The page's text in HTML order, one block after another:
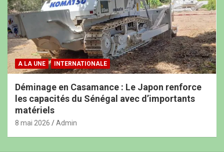
A LA UNE INTERNATIONALE
Déminage en Casamance : Le Japon renforce
les capacités du Sénégal avec d’importants
matériels
8 mai 2026 Admin